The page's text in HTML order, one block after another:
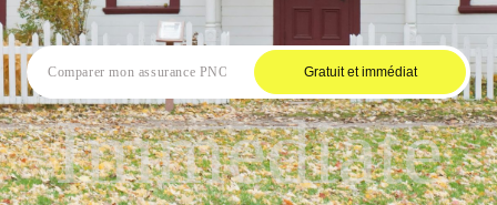
Gratuit et immédiat
Immediate